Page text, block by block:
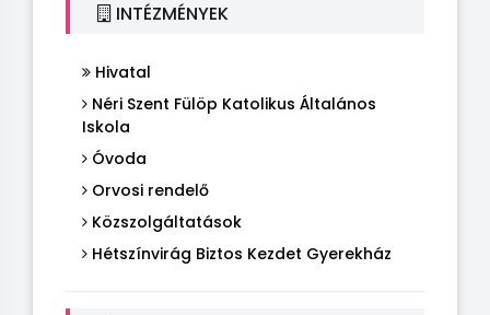
INTÉZMÉNYEK
Hivatal
Néri Szent Fülöp Katolikus Általános
Iskola
Óvoda
Orvosi rendelő
Közszolgáltatások
Hétszínvirág Biztos Kezdet Gyerekház